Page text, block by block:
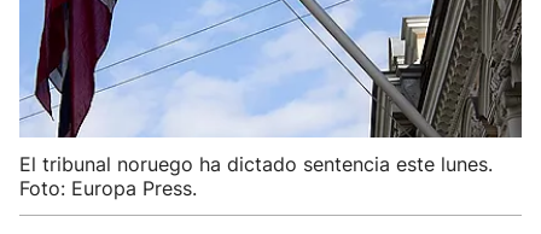
El tribunal noruego ha dictado sentencia este lunes.
Foto: Europa Press.